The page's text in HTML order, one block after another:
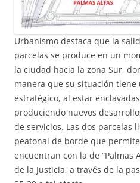
Urbanismo destaca que la
parcelas se produce en un
la ciudad hacia la zona Sur,
manera que su situación
estratégico, al estar
produciendo nuevos
de servicios. Las dos parcelas
peatonal de borde que
encuentran con la de “Palmas
de la Justicia, a través de la